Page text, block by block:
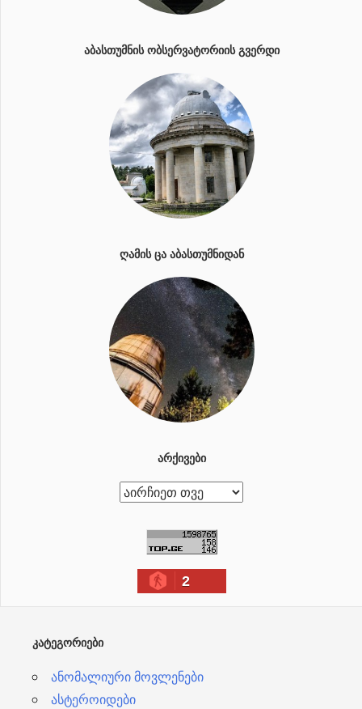
ᲐᲑᲐᲡᲗᲣᲛᲜᲘᲡ ᲝᲑᲡᲔᲠᲕᲐᲢᲝᲠᲘᲘᲡ ᲒᲕᲔᲠᲓᲘ
ᲦᲐᲛᲘᲡ ᲪᲐ ᲐᲑᲐᲡᲗᲣᲛᲜᲘᲓᲐᲜ
ᲐᲠᲥᲘᲕᲔᲑᲘ
ა
2
ᲙᲐᲢᲔᲒᲝᲠᲘᲔᲑᲘ
ანომალიური მოვლენები
ასტეროიდები